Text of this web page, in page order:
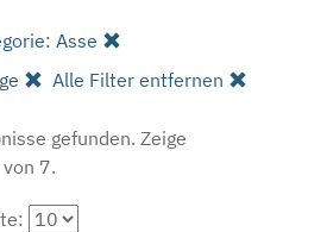
Asse
Alle Filter entfernen
gefunden. Zeige
7.